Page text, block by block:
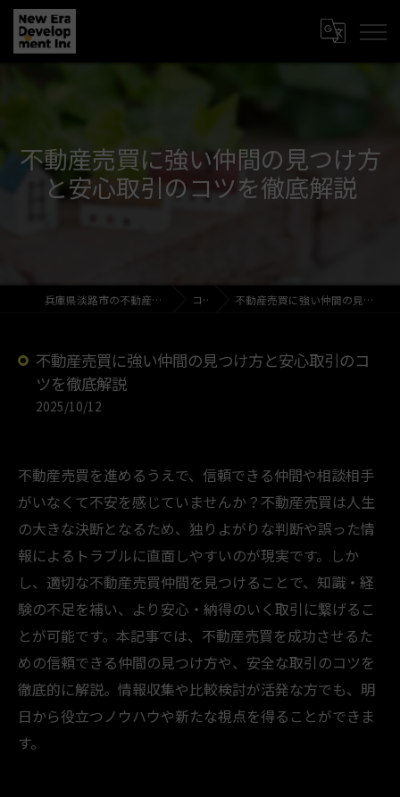
不動産売買に強い仲間の見つけ方
と安心取引のコツを徹底解説
兵庫県淡路市の不動産売買なら新時代開発株式会社 コラム 不動産売買に強い仲間の見つけ方と安心取引のコツを徹底解説
不動産売買に強い仲間の見つけ方と安心取引のコ
ツを徹底解説
2025/10/12
不動産売買を進めるうえで、信頼できる仲間や相談相手
がいなくて不安を感じていませんか？不動産売買は人生
の大きな決断となるため、独りよがりな判断や誤った情
報によるトラブルに直面しやすいのが現実です。しか
し、適切な不動産売買仲間を見つけることで、知識・経
験の不足を補い、より安心・納得のいく取引に繋げるこ
とが可能です。本記事では、不動産売買を成功させるた
めの信頼できる仲間の見つけ方や、安全な取引のコツを
徹底的に解説。情報収集や比較検討が活発な方でも、明
日から役立つノウハウや新たな視点を得ることができま
す。